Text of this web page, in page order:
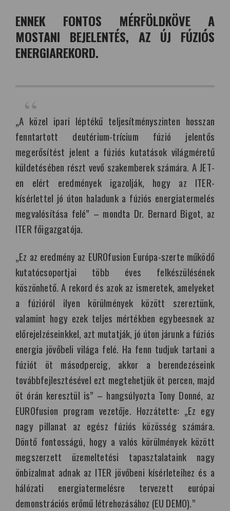
ENNEK FONTOS MÉRFÖLDKÖVE A
MOSTANI BEJELENTÉS, AZ ÚJ FÚZIÓS
ENERGIAREKORD.
„A közel ipari léptékű teljesítményszinten hosszan
fenntartott deutérium-trícium fúzió jelentős
megerősítést jelent a fúziós kutatások világméretű
küldetésében részt vevő szakemberek számára. A JET-
en elért eredmények igazolják, hogy az ITER-
kísérlettel jó úton haladunk a fúziós energiatermelés
megvalósítása felé” – mondta Dr. Bernard Bigot, az
ITER főigazgatója.
„Ez az eredmény az EUROfusion Európa-szerte működő
kutatócsoportjai több éves felkészülésének
köszönhető. A rekord és azok az ismeretek, amelyeket
a fúzióról ilyen körülmények között szereztünk,
valamint hogy ezek teljes mértékben egybeesnek az
előrejelzéseinkkel, azt mutatják, jó úton járunk a fúziós
energia jövőbeli világa felé. Ha fenn tudjuk tartani a
fúziót öt másodpercig, akkor a berendezéseink
továbbfejlesztésével ezt megtehetjük öt percen, majd
öt órán keresztül is” – hangsúlyozta Tony Donné, az
EUROfusion program vezetője. Hozzátette: „Ez egy
nagy pillanat az egész fúziós közösség számára.
Döntő fontosságú, hogy a valós körülmények között
megszerzett üzemeltetési tapasztalataink nagy
önbizalmat adnak az ITER jövőbeni kísérleteihez és a
hálózati energiatermelésre tervezett európai
demonstrációs erőmű létrehozásához (EU DEMO).”